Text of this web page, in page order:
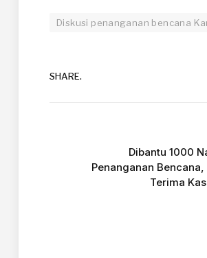
Diskusi penanganan bencana
SHARE.
Dibantu 1000
Penanganan
Terima